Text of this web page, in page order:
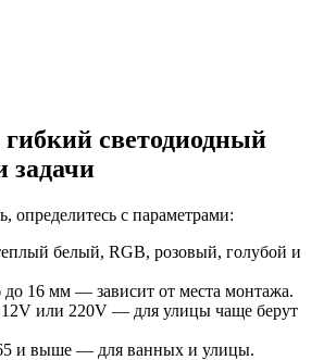
светодиодный
задачи
определитесь с параметрами:
белый, RGB, розовый, голубой и
до 16 мм — зависит от места монтажа.
12V или 220V — для улицы чаще берут
и выше — для ванных и улицы.